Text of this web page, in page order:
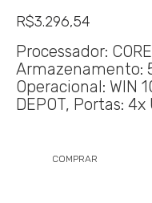
R$3.296,54
Processador:
Armazenamento:
Operacional: WIN
DEPOT, Portas: 4x
COMPRAR